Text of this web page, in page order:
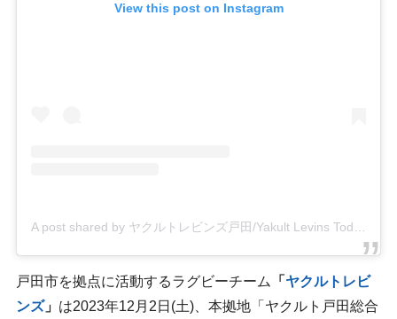
View this post on Instagram
A post shared by ヤクルトレビンズ戸田/Yakult Levins Toda【公式】 (@yakultlevinstoda)
戸田市を拠点に活動するラグビーチーム 「 ヤクルトレビ
ンズ」 は2023年12月2日(土)、本拠地「ヤクルト戸田総合